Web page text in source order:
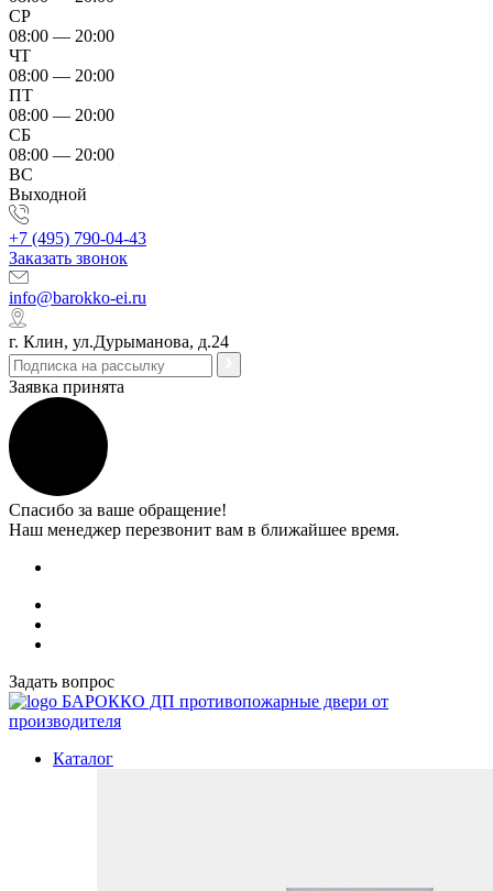
СР
08:00 — 20:00
ЧТ
08:00 — 20:00
ПТ
08:00 — 20:00
СБ
08:00 — 20:00
ВС
Выходной
+7 (495) 790-04-43
Заказать звонок
info@barokko-ei.ru
г. Клин, ул.Дурыманова, д.24
Заявка принята
Спасибо за ваше обращение!
Наш менеджер перезвонит вам в ближайшее время.
Задать вопрос
БАРОККО ДП противопожарные двери от
производителя
Каталог